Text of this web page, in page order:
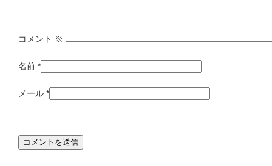
コメント ※
名前 *
メール *